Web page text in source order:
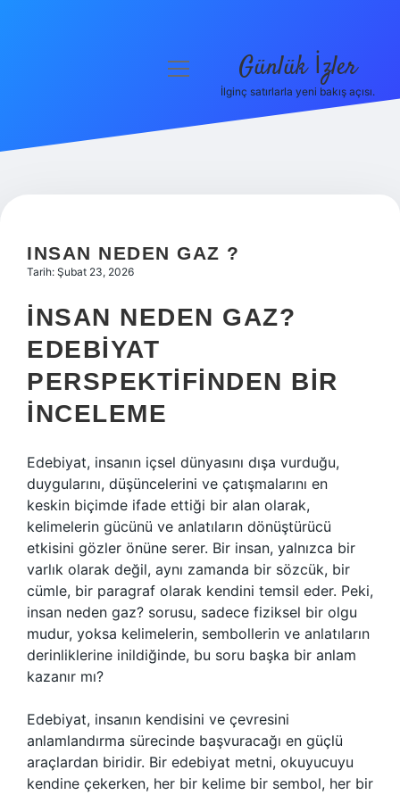
Hakkımızda
menüyü
Günlük İzler
İlginç satırlarla yeni bakış açısı.
INSAN NEDEN GAZ ?
Tarih: Şubat 23, 2026
İNSAN NEDEN GAZ?
EDEBIYAT
PERSPEKTIFINDEN BIR
İNCELEME
Edebiyat, insanın içsel dünyasını dışa vurduğu,
duygularını, düşüncelerini ve çatışmalarını en
keskin biçimde ifade ettiği bir alan olarak,
kelimelerin gücünü ve anlatıların dönüştürücü
etkisini gözler önüne serer. Bir insan, yalnızca bir
varlık olarak değil, aynı zamanda bir sözcük, bir
cümle, bir paragraf olarak kendini temsil eder. Peki,
insan neden gaz? sorusu, sadece fiziksel bir olgu
mudur, yoksa kelimelerin, sembollerin ve anlatıların
derinliklerine inildiğinde, bu soru başka bir anlam
kazanır mı?
Edebiyat, insanın kendisini ve çevresini
anlamlandırma sürecinde başvuracağı en güçlü
araçlardan biridir. Bir edebiyat metni, okuyucuyu
kendine çekerken, her bir kelime bir sembol, her bir